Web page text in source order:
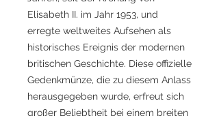
Elisabeth II. im Jahr 1953, und
erregte weltweites Aufsehen als
historisches Ereignis der modernen
britischen Geschichte. Diese offizielle
Gedenkmünze, die zu diesem Anlass
herausgegeben wurde, erfreut sich
großer Beliebtheit bei einem breiten